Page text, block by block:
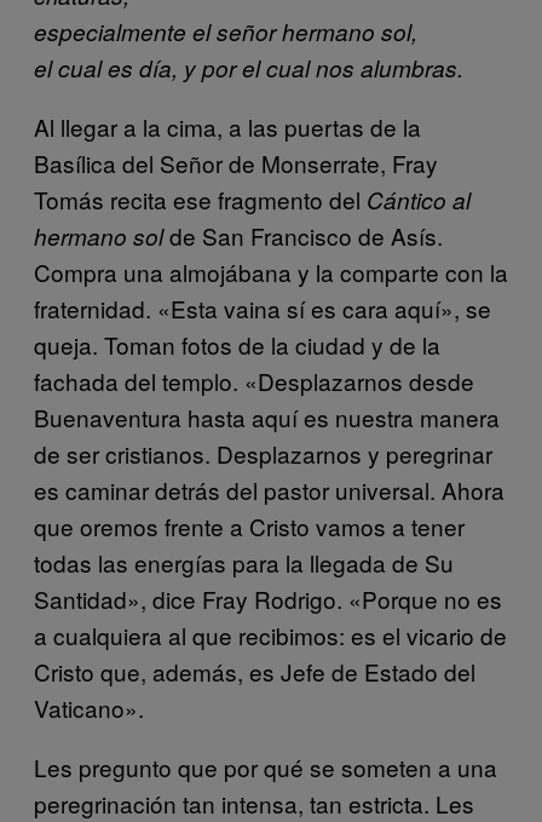
especialmente el señor hermano sol,
el cual es día, y por el cual nos alumbras.
Al llegar a la cima, a las puertas de la
Basílica del Señor de Monserrate, Fray
Tomás recita ese fragmento del Cántico al
hermano solde San Francisco de Asís.
Compra una almojábana y la comparte con la
fraternidad. «Esta vaina sí es cara aquí», se
queja. Toman fotos de la ciudad y de la
fachada del templo. «Desplazarnos desde
Buenaventura hasta aquí es nuestra manera
de ser cristianos. Desplazarnos y peregrinar
es caminar detrás del pastor universal. Ahora
que oremos frente a Cristo vamos a tener
todas las energías para la llegada de Su
Santidad», dice Fray Rodrigo. «Porque no es
a cualquiera al que recibimos: es el vicario de
Cristo que, además, es Jefe de Estado del
Vaticano».
Les pregunto que por qué se someten a una
peregrinación tan intensa, tan estricta. Les